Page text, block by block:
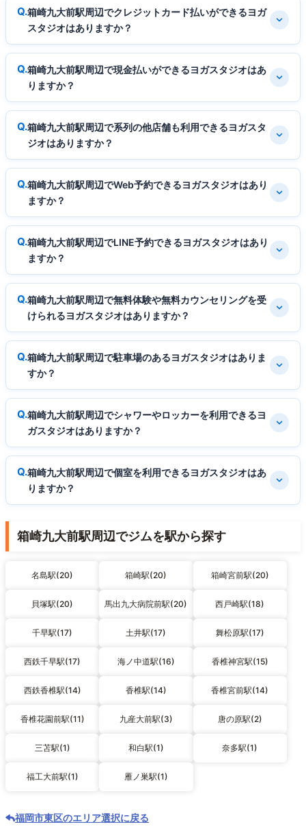
箱崎九大前駅周辺でクレジットカード払いができるヨガ
スタジオはありますか？
箱崎九大前駅周辺で現金払いができるヨガスタジオはあ
りますか？
箱崎九大前駅周辺で系列の他店舗も利用できるヨガスタ
ジオはありますか？
箱崎九大前駅周辺でWeb予約できるヨガスタジオはあり
ますか？
箱崎九大前駅周辺でLINE予約できるヨガスタジオはあり
ますか？
箱崎九大前駅周辺で無料体験や無料カウンセリングを受
けられるヨガスタジオはありますか？
箱崎九大前駅周辺で駐車場のあるヨガスタジオはありま
すか？
箱崎九大前駅周辺でシャワーやロッカーを利用できるヨ
ガスタジオはありますか？
箱崎九大前駅周辺で個室を利用できるヨガスタジオはあ
りますか？
箱崎九大前駅周辺でジムを駅から探す
名島駅(20) 箱崎駅(20) 箱崎宮前駅(20)
貝塚駅(20) 馬出九大病院前駅(20) 西戸崎駅(18)
千早駅(17) 土井駅(17) 舞松原駅(17)
西鉄千早駅(17) 海ノ中道駅(16) 香椎神宮駅(15)
西鉄香椎駅(14) 香椎駅(14) 香椎宮前駅(14)
香椎花園前駅(11) 九産大前駅(3) 唐の原駅(2)
三苫駅(1) 和白駅(1) 奈多駅(1)
福工大前駅(1) 雁ノ巣駅(1)
福岡市東区のエリア選択に戻る